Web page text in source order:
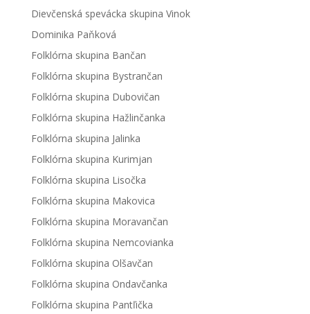
Dievčenská spevácka skupina Vinok
Dominika Paňková
Folklórna skupina Bančan
Folklórna skupina Bystrančan
Folklórna skupina Dubovičan
Folklórna skupina Hažlinčanka
Folklórna skupina Jalinka
Folklórna skupina Kurimjan
Folklórna skupina Lisočka
Folklórna skupina Makovica
Folklórna skupina Moravančan
Folklórna skupina Nemcovianka
Folklórna skupina Olšavčan
Folklórna skupina Ondavčanka
Folklórna skupina Pantľička